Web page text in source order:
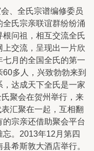
、全氏宗谱编修委员
氏宗亲联谊群纷纷涌
问祖，相互交流全氏
交流，呈现出一片欣
月的全国全氏的第一
多人，兴致勃勃来到
达成天下全氏是一家
聚会在贺州举行，来
汇聚在一起，互相翻
宗亲还借助聚会平台
。2013年12月第四
希斯敦大酒店举行。